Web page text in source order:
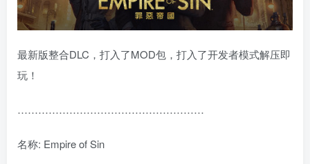
最新版整合DLC，打入了MOD包，打入了开发者模式解压即
玩！
………………………………………………
名称: Empire of Sin